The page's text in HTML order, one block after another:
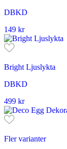
DBKD
149 kr
Bright Ljuslykta
DBKD
499 kr
Fler varianter